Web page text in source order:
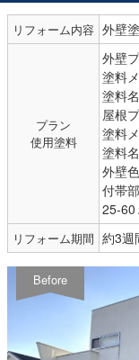
リフォーム内容 外壁
プラン
使用塗料
外壁
塗料
塗料
屋根
塗料
塗料
外壁
付帯
25-60
リフォーム期間 約3週
Before